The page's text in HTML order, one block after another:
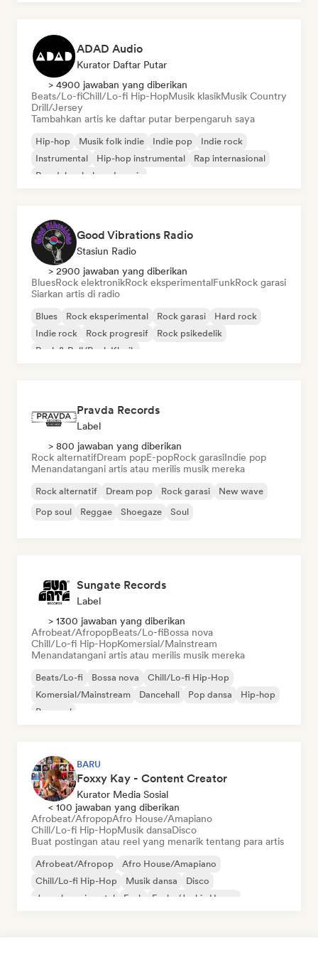
ADAD Audio
Kurator Daftar Putar
> 4900 jawaban yang diberikan
Beats/Lo-fiChill/Lo-fi Hip-HopMusik klasikMusik Country
Drill/Jersey
Tambahkan artis ke daftar putar berpengaruh saya
Hip-hop Musik folk indie Indie pop
Indie rock
Instrumental
Hip-hop instrumental
Rap internasional
Rap dalam bahasa Inggris
Good Vibrations Radio
Stasiun Radio
> 2900 jawaban yang diberikan
BluesRock elektronikRock eksperimentalFunkRock garasi
Siarkan artis di radio
Blues Rock eksperimental Rock garasi
Hard rock
Indie rock
Rock progresif
Rock psikedelik
Rock & Roll/Rock Klasik
Pravda Records
Label
> 800 jawaban yang diberikan
Rock alternatifDream popE-popRock garasiIndie pop
Menandatangani artis atau merilis musik mereka
Rock alternatif Dream pop Rock garasi
New wave
Pop soul
Reggae Shoegaze Soul
Sungate Records
Label
> 1300 jawaban yang diberikan
Afrobeat/AfropopBeats/Lo-fiBossa nova
Chill/Lo-fi Hip-HopKomersial/Mainstream
Menandatangani artis atau merilis musik mereka
Beats/Lo-fi Bossa nova
Chill/Lo-fi Hip-Hop
Komersial/Mainstream
Dancehall Pop dansa
Hip-hop
Pop soul
BARU
Foxxy Kay - Content Creator
Kurator Media Sosial
< 100 jawaban yang diberikan
Afrobeat/AfropopAfro House/Amapiano
Chill/Lo-fi Hip-HopMusik dansaDisco
Buat postingan atau reel yang menarik tentang para artis
Afrobeat/Afropop
Afro House/Amapiano
Chill/Lo-fi Hip-Hop
Musik dansa
Disco
Jazz eksperimental
Funk Funky/Jackin House